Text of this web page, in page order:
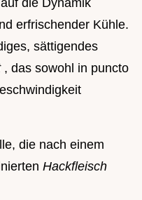
die Dynamik
erfrischender Kühle.
sättigendes
, das sowohl in puncto
die nach einem
Hackfleisch